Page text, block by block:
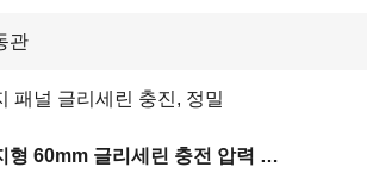
관
패널 글리세린 충진, 정밀
플랜지형 60mm 글리세린 충전 압력 게이지